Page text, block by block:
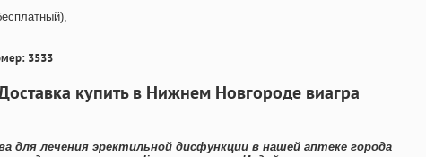
3533
купить в Нижнем Новгороде виагра
для лечения эректильной дисфункции в нашей аптеке города